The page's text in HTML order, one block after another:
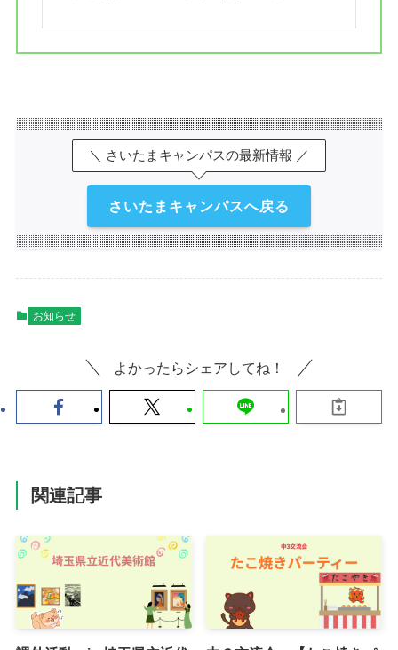
＼ さいたまキャンパスの最新情報 ／
さいたまキャンパスへ戻る
お知らせ
よかったらシェアしてね！
関連記事